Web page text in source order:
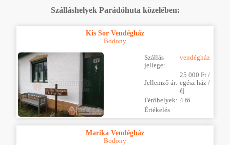
Szálláshelyek Parádóhuta közelében:
Kis Sor Vendégház
Bodony
Szállás
jellege:
vendégház
Jellemző ár:
25 000 Ft /
egész ház /
éj
Férőhelyek: 4 fő
Értékelés
Marika Vendégház
Bodony